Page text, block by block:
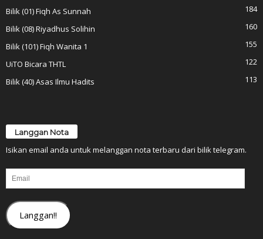
Bilik (01) Fiqh As Sunnah
184
Bilik (08) Riyadhus Solihin
160
Bilik (101) Fiqh Wanita 1
155
UiTO Bicara THTL
122
Bilik (40) Asas Ilmu Hadits
113
Langgan Nota
Isikan email anda untuk melanggan nota terbaru dari bilik telegram.
Email
Langgan!!